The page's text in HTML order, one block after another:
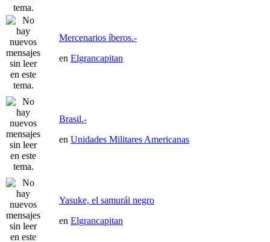
Mercenarios íberos.-
en Elgrancapitan
Brasil.-
en Unidades Militares Americanas
Yasuke, el samurái negro
en Elgrancapitan